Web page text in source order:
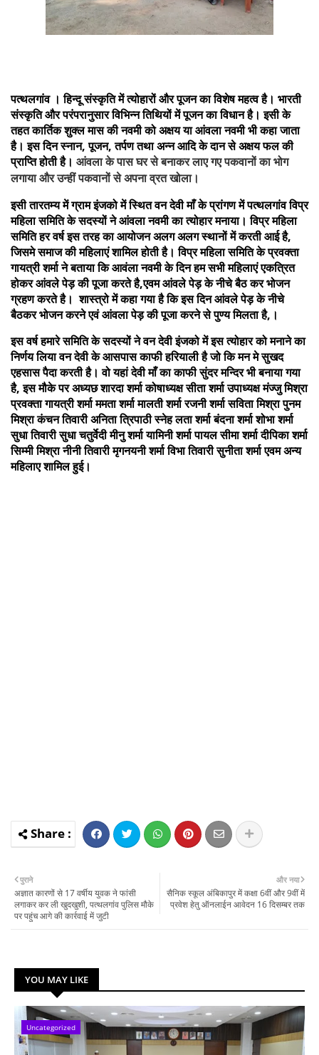
पत्थलगांव । हिन्दू संस्कृति में त्योहारों और पूजन का विशेष महत्व है। भारती
संस्कृति और परंपरानुसार विभिन्न तिथियों में पूजन का विधान है। इसी के
तहत कार्तिक शुक्ल मास की नवमी को अक्षय या आंवला नवमी भी कहा जाता
है। इस दिन स्नान, पूजन, तर्पण तथा अन्न आदि के दान से अक्षय फल की
प्राप्ति होती है। आंवला के पास घर से बनाकर लाए गए पकवानों का भोग
लगाया और उन्हीं पकवानों से अपना व्रत खोला।
इसी तारतम्य में ग्राम इंजको में स्थित वन देवी माँ के प्रांगण में पत्थलगांव विप्र
महिला समिति के सदस्यों ने आंवला नवमी का त्योहार मनाया। विप्र महिला
समिति हर वर्ष इस तरह का आयोजन अलग अलग स्थानों में करती आई है,
जिसमे समाज की महिलाएं शामिल होती है। विप्र महिला समिति के प्रवक्ता
गायत्री शर्मा ने बताया कि आवंला नवमी के दिन हम सभी महिलाएं एकत्रित
होकर आंवले पेड़ की पूजा करते है,एवम आंवले पेड़ के नीचे बैठ कर भोजन
ग्रहण करते है। शास्त्रो में कहा गया है कि इस दिन आंवले पेड़ के नीचे
बैठकर भोजन करने एवं आंवला पेड़ की पूजा करने से पुण्य मिलता है,।
इस वर्ष हमारे समिति के सदस्यों ने वन देवी इंजको में इस त्योहार को मनाने का
निर्णय लिया वन देवी के आसपास काफी हरियाली है जो कि मन मे सुखद
एहसास पैदा करती है। वो यहां देवी माँ का काफी सुंदर मन्दिर भी बनाया गया
है, इस मौके पर अध्यछ शारदा शर्मा कोषाध्यक्ष सीता शर्मा उपाध्यक्ष मंज्जु मिश्रा
प्रवक्ता गायत्री शर्मा ममता शर्मा मालती शर्मा रजनी शर्मा सविता मिश्रा पुनम
मिश्रा कंचन तिवारी अनिता त्रिपाठी स्नेह लता शर्मा बंदना शर्मा शोभा शर्मा
सुधा तिवारी सुधा चतुर्वेदी मीनु शर्मा यामिनी शर्मा पायल सीमा शर्मा दीपिका शर्मा
सिम्मी मिश्रा नीनी तिवारी मृगनयनी शर्मा विभा तिवारी सुनीता शर्मा एवम अन्य
महिलाए शामिल हुई।
और नया
सैनिक स्कूल अंबिकापुर में कक्षा 6वीं और 9वीं में
प्रवेश हेतु ऑनलाईन आवेदन 16 दिसम्बर तक
पुराने
अज्ञात कारणों से 17 वर्षीय युवक ने फांसी
लगाकर कर ली खुदखुशी, पत्थलगांव पुलिस मौके
पर पहुंच आगे की कार्रवाई में जुटी
YOU MAY LIKE
Uncategorized